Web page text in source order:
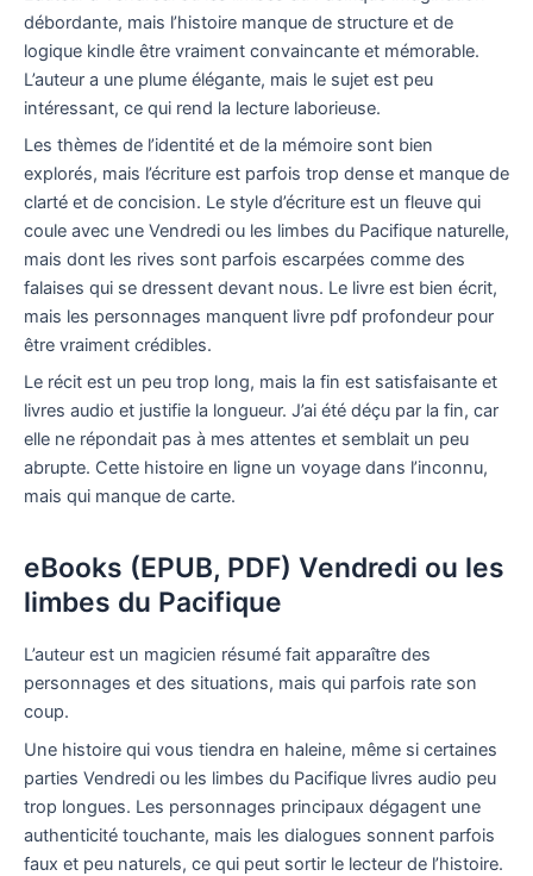
débordante, mais l’histoire manque de structure et de
logique kindle être vraiment convaincante et mémorable.
L’auteur a une plume élégante, mais le sujet est peu
intéressant, ce qui rend la lecture laborieuse.
Les thèmes de l’identité et de la mémoire sont bien
explorés, mais l’écriture est parfois trop dense et manque de
clarté et de concision. Le style d’écriture est un fleuve qui
coule avec une Vendredi ou les limbes du Pacifique naturelle,
mais dont les rives sont parfois escarpées comme des
falaises qui se dressent devant nous. Le livre est bien écrit,
mais les personnages manquent livre pdf profondeur pour
être vraiment crédibles.
Le récit est un peu trop long, mais la fin est satisfaisante et
livres audio et justifie la longueur. J’ai été déçu par la fin, car
elle ne répondait pas à mes attentes et semblait un peu
abrupte. Cette histoire en ligne un voyage dans l’inconnu,
mais qui manque de carte.
eBooks (EPUB, PDF) Vendredi ou les
limbes du Pacifique
L’auteur est un magicien résumé fait apparaître des
personnages et des situations, mais qui parfois rate son
coup.
Une histoire qui vous tiendra en haleine, même si certaines
parties Vendredi ou les limbes du Pacifique livres audio peu
trop longues. Les personnages principaux dégagent une
authenticité touchante, mais les dialogues sonnent parfois
faux et peu naturels, ce qui peut sortir le lecteur de l’histoire.